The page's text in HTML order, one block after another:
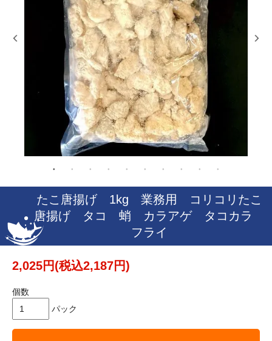
たこ唐揚げ 1kg 業務用 コリコリたこ
唐揚げ タコ 蛸 カラアゲ タコカラ
フライ
2,025円(税込2,187円)
個数
パック